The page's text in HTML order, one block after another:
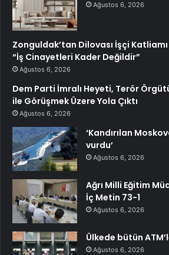
Ağustos 6, 2026
Zonguldak’tan Dilovası İşçi
“İş Cinayetleri Kader Değildir”
Ağustos 6, 2026
Dem Parti İmralı Heyeti, Terör
ile Görüşmek Üzere Yola Çıktı
Ağustos 6, 2026
‘Kandırılan
vurdu’
Ağustos 6, 2026
Ağrı Milli Eğitim
İç Metin 73-1
Ağustos 6, 2026
Ülkede bütün
Ağustos 6, 2026